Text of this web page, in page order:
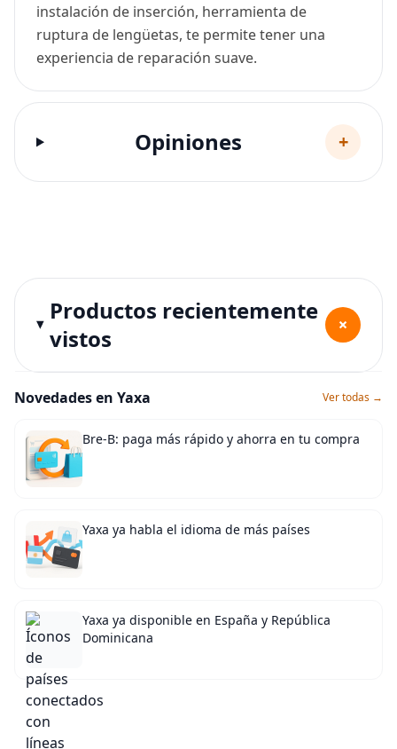
instalación de inserción, herramienta de
ruptura de lengüetas, te permite tener una
experiencia de reparación suave.
Opiniones +
Productos recientemente
vistos
+
Novedades en Yaxa Ver todas →
Bre-B: paga más rápido y ahorra en tu compra
Yaxa ya habla el idioma de más países
Yaxa ya disponible en España y República
Dominicana